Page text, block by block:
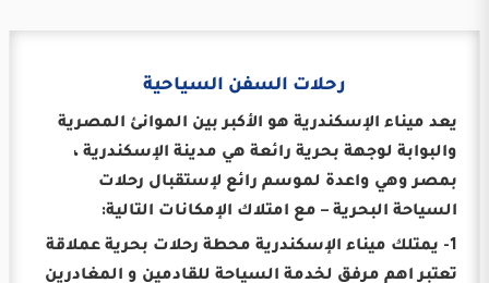
رحلات السفن السياحية
يعد ميناء الإسكندرية هو الأكبر بين الموانئ المصرية
والبوابة لوجهة بحرية رائعة هي مدينة الإسكندرية ،
بمصر وهي واعدة لموسم رائع لإستقبال رحلات
السياحة البحرية – مع امتلاك الإمكانات التالية:
1- يمتلك ميناء الإسكندرية محطة رحلات بحرية عملاقة
تعتبر اهم مرفق لخدمة السياحة للقادمين و المغادرين